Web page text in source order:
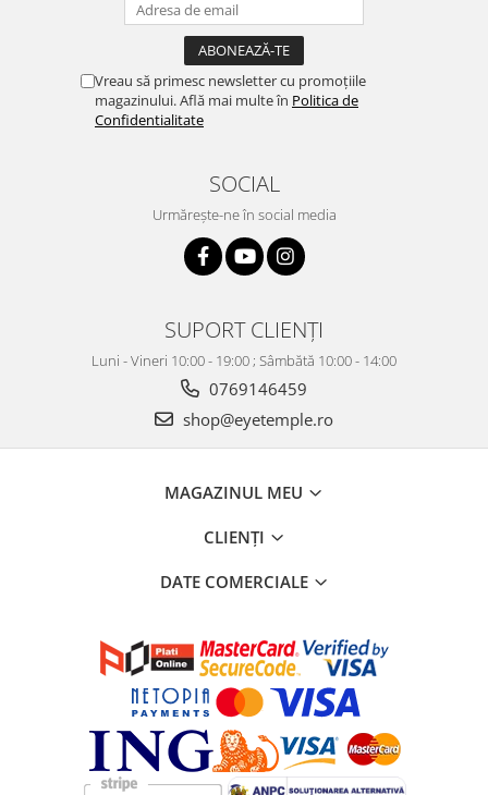
Vreau să primesc newsletter cu promoțiile
magazinului. Află mai multe în Politica de
Confidentialitate
SOCIAL
Urmărește-ne în social media
SUPORT CLIENȚI
Luni - Vineri 10:00 - 19:00 ; Sâmbătă 10:00 - 14:00
0769146459
shop@eyetemple.ro
MAGAZINUL MEU
CLIENȚI
DATE COMERCIALE